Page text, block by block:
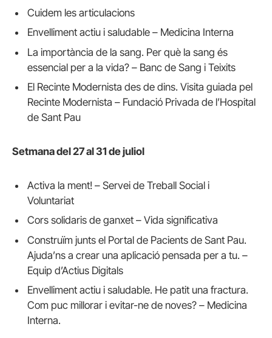
Cuidem les articulacions
Envelliment actiu i saludable – Medicina Interna
La importància de la sang. Per què la sang és
essencial per a la vida? – Banc de Sang i Teixits
El Recinte Modernista des de dins. Visita guiada pel
Recinte Modernista – Fundació Privada de l’Hospital
de Sant Pau
Setmana del 27 al 31 de juliol
Activa la ment! – Servei de Treball Social i
Voluntariat
Cors solidaris de ganxet – Vida significativa
Construïm junts el Portal de Pacients de Sant Pau.
Ajuda’ns a crear una aplicació pensada per a tu. –
Equip d’Actius Digitals
Envelliment actiu i saludable. He patit una fractura.
Com puc millorar i evitar-ne de noves? – Medicina
Interna.